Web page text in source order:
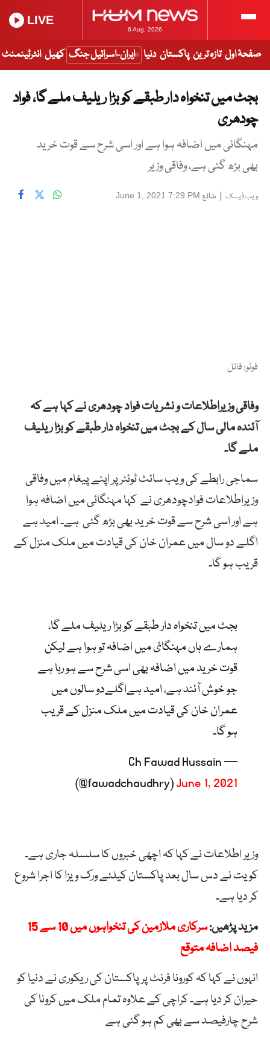
6 Aug, 2026
LIVE
صفحۂ اول تازہ ترین پاکستان دنیا ایران-اسرائیل جنگ کھیل انٹرٹینمنٹ
بجٹ میں تنخواہ دار طبقے کو بڑا ریلیف ملے گا، فواد
چودھری
مہنگائی میں اضافہ ہوا ہے اور اسی شرح سے قوت خرید
بھی بڑھ گئی ہے، وفاقی وزیر
ویب ڈیسک | شائع June 1, 2021 7:29 PM
فوٹو: فائل
وفاقی وزیراطلاعات و نشریات فواد چودھری نے کہا ہے کہ
آئندہ مالی سال کے بجٹ میں تنخواہ دار طبقے کو بڑا ریلیف
ملے گا۔
سماجی رابطے کی ویب سائٹ ٹوئٹر پر اپنے پیغام میں وفاقی
وزیراطلاعات فوادچودھری نے کہا مہنگائی میں اضافہ ہوا
ہے اور اسی شرح سے قوت خرید بھی بڑھ گئی ہے۔ امید ہے
اگلے دو سال میں عمران خان کی قیادت میں ملک منزل کے
قریب ہو گا۔
بجٹ میں تنخواہ دار طبقے کو بڑا ریلیف ملے گا،
ہمارے ہاں مہنگائ میں اضافہ تو ہوا ہے لیکن
قوت خرید میں اضافہ بھی اسی شرح سے ہو رہا ہے
جو خوش آئند ہے، امید ہےاگلےدو سالوں میں
عمران خان کی قیادت میں ملک منزل کے قریب
ہو گا۔
— Ch Fawad Hussain
(@fawadchaudhry)June 1, 2021
وزیر اطلاعات نے کہا کہ اچھی خبروں کا سلسلہ جاری ہے۔
کویت نے دس سال بعد پاکستان کیلئے ورک ویزا کا اجرا شروع
کر دیا ہے۔
مزید پڑھیں:
سرکاری ملازمین کی تنخواہوں میں 10 سے 15
فیصد اضافہ متوقع
انہوں نے کہا کہ کورونا فرنٹ پر پاکستان کی ریکوری نے دنیا کو
حیران کر دیا ہے۔ کراچی کے علاوہ تمام ملک میں کرونا کی
شرح چارفیصد سے بھی کم ہو گئی ہے